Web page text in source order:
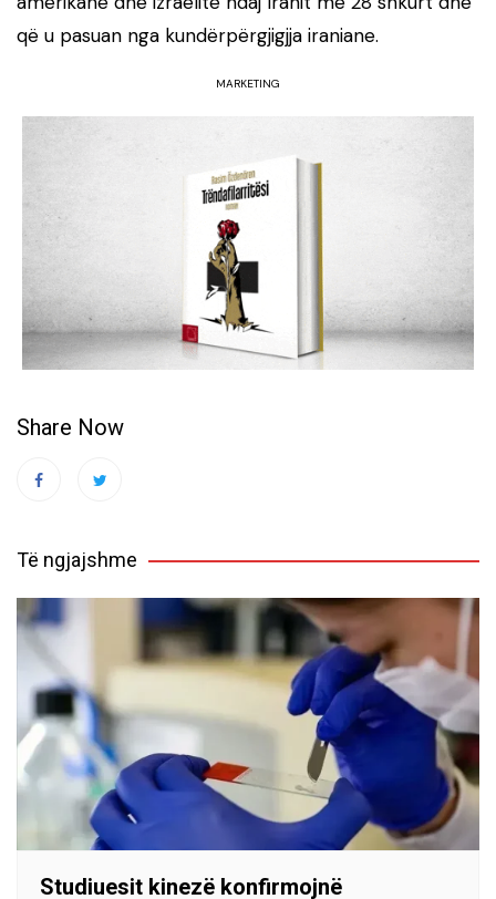
që u pasuan nga kundërpërgjigjja iraniane.
MARKETING
Share Now
Të ngjajshme
Studiuesit kinezë konfirmojnë